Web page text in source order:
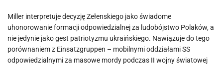
Miller interpretuje decyzję Zełenskiego jako świadome
uhonorowanie formacji odpowiedzialnej za ludobójstwo Polaków, a
nie jedynie jako gest patriotyzmu ukraińskiego. Nawiązuje do tego
porównaniem z Einsatzgruppen – mobilnymi oddziałami SS
odpowiedzialnymi za masowe mordy podczas II wojny światowej